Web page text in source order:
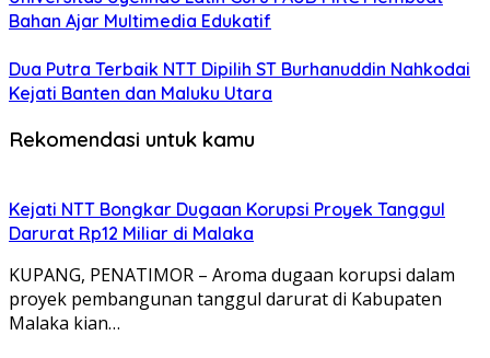
Bahan Ajar Multimedia Edukatif
Dua Putra Terbaik NTT Dipilih ST Burhanuddin Nahkodai
Kejati Banten dan Maluku Utara
Rekomendasi untuk kamu
Kejati NTT Bongkar Dugaan Korupsi Proyek Tanggul
Darurat Rp12 Miliar di Malaka
KUPANG, PENATIMOR – Aroma dugaan korupsi dalam
proyek pembangunan tanggul darurat di Kabupaten
Malaka kian…